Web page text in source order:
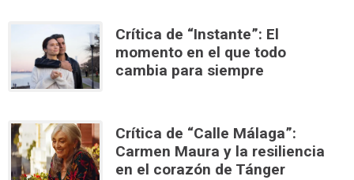
Crítica de “Instante”: El
momento en el que todo
cambia para siempre
Crítica de “Calle Málaga”:
Carmen Maura y la resiliencia
en el corazón de Tánger